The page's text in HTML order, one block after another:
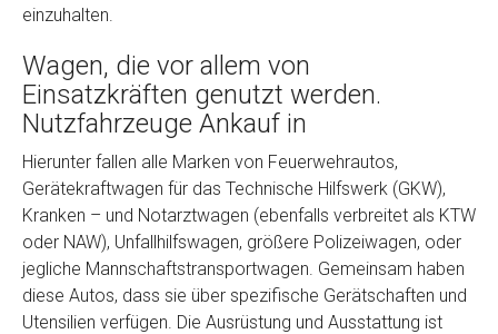
Fertig
Wie viel ist 10+2 ?
einzuhalten.
Wagen, die vor allem von
Einsatzkräften genutzt werden.
Nutzfahrzeuge Ankauf in
Hierunter fallen alle Marken von Feuerwehrautos,
Gerätekraftwagen für das Technische Hilfswerk (GKW),
Kranken – und Notarztwagen (ebenfalls verbreitet als KTW
oder NAW), Unfallhilfswagen, größere Polizeiwagen, oder
jegliche Mannschaftstransportwagen. Gemeinsam haben
diese Autos, dass sie über spezifische Gerätschaften und
Utensilien verfügen. Die Ausrüstung und Ausstattung ist